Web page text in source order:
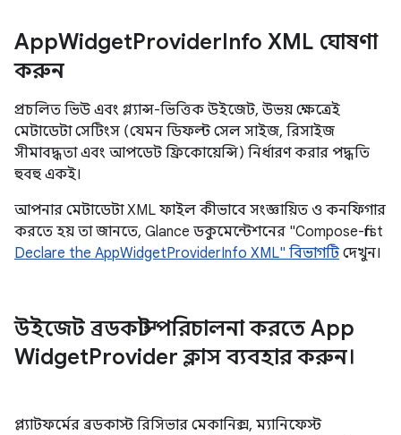
AppWidgetProviderInfo XML ঘোষণা
করুন
প্রচলিত ভিউ এবং গ্ল্যান্স-ভিত্তিক উইজেট, উভয় ক্ষেত্রেই
মেটাডেটা সেটিংস (যেমন ডিফল্ট সেল সাইজ, রিসাইজ
সীমাবদ্ধতা এবং আপডেট ফ্রিকোয়েন্সি) নির্ধারণ করার পদ্ধতি
হুবহু একই।
আপনার মেটাডেটা XML ফাইল কীভাবে সংজ্ঞায়িত ও কনফিগার
করতে হয় তা জানতে, Glance ডকুমেন্টেশনের "Compose-first
Declare the AppWidgetProviderInfo XML" বিভাগটি দেখুন।
উইজেট ব্রডকাস্ট পরিচালনা করতে App
WidgetProvider ক্লাস ব্যবহার করুন।
প্ল্যাটফর্মের ব্রডকাস্ট রিসিভার মেকানিক্স, ম্যানিফেস্ট